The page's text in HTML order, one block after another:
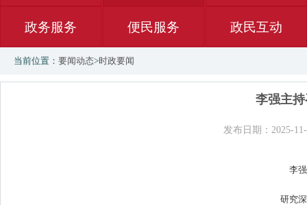
政务服务 便民服务 政民互动
当前位置： 要闻动态>时政要闻
李强主
发布日期：2025-
李
研究